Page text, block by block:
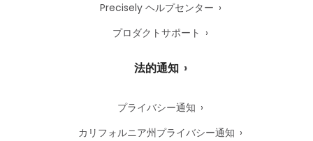
Precisely ヘルプセンター
プロダクトサポート
法的通知
プライバシー通知
カリフォルニア州プライバシー通知